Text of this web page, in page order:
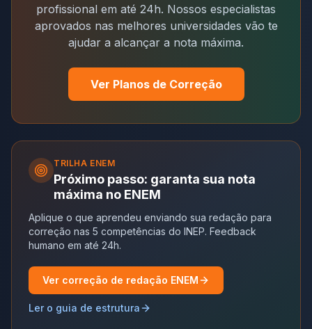
profissional em até 24h. Nossos especialistas
aprovados nas melhores universidades vão te
ajudar a alcançar a nota máxima.
Ver Planos de Correção
TRILHA ENEM
Próximo passo: garanta sua nota
máxima no ENEM
Aplique o que aprendeu enviando sua redação para
correção nas 5 competências do INEP. Feedback
humano em até 24h.
Ver correção de redação ENEM
Ler o guia de estrutura